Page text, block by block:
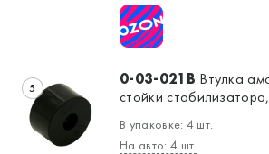
5 0-03-021B Втулка
стойки
В упаковке: 4 шт.
На авто: 4 шт.